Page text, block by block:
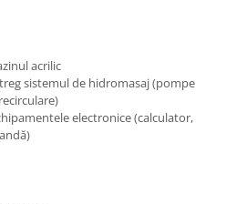
acrilic
sistemul de hidromasaj (pompe
electronice (calculator,